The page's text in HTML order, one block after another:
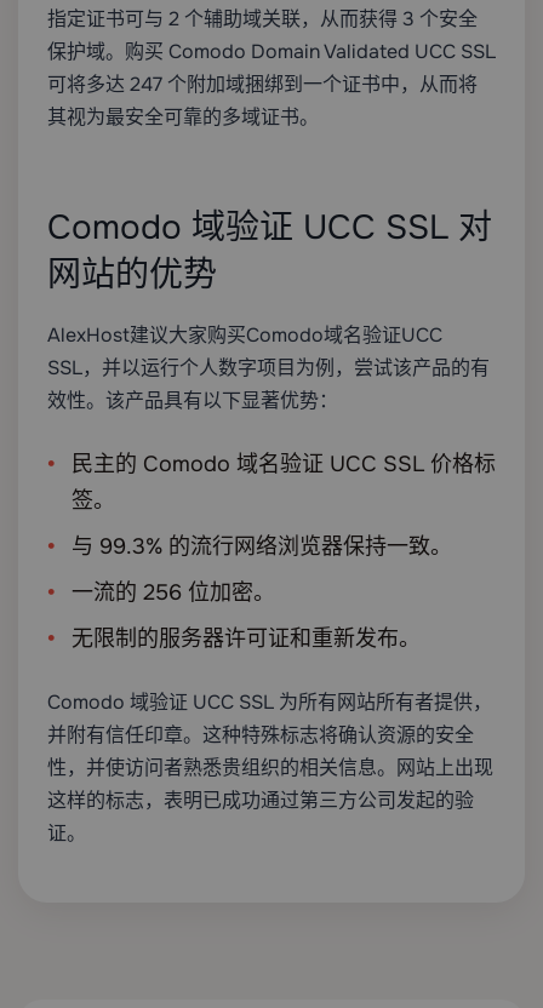
指定证书可与 2 个辅助域关联，从而获得 3 个安全
保护域。购买 Comodo Domain Validated UCC SSL
可将多达 247 个附加域捆绑到一个证书中，从而将
其视为最安全可靠的多域证书。
Comodo 域验证 UCC SSL 对
网站的优势
AlexHost建议大家购买Comodo域名验证UCC
SSL，并以运行个人数字项目为例，尝试该产品的有
效性。该产品具有以下显著优势：
民主的 Comodo 域名验证 UCC SSL 价格标
签。
与 99.3% 的流行网络浏览器保持一致。
一流的 256 位加密。
无限制的服务器许可证和重新发布。
Comodo 域验证 UCC SSL 为所有网站所有者提供，
并附有信任印章。这种特殊标志将确认资源的安全
性，并使访问者熟悉贵组织的相关信息。网站上出现
这样的标志，表明已成功通过第三方公司发起的验
证。